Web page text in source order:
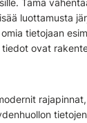
Tämä
luottamusta
tietojaan
ovat